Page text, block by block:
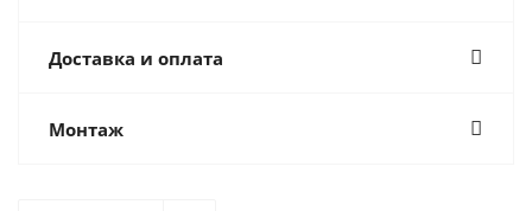
Доставка и оплата
Монтаж